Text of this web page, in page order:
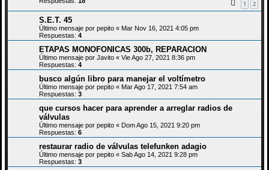
1 2
S.E.T. 45
Último mensaje por pepito « Mar Nov 16, 2021 4:05 pm
Respuestas: 4
ETAPAS MONOFONICAS 300b, REPARACION
Último mensaje por Javito « Vie Ago 27, 2021 8:36 pm
Respuestas: 4
busco algún libro para manejar el voltímetro
Último mensaje por pepito « Mar Ago 17, 2021 7:54 am
Respuestas: 3
que cursos hacer para aprender a arreglar radios de
válvulas
Último mensaje por pepito « Dom Ago 15, 2021 9:20 pm
Respuestas: 6
restaurar radio de válvulas telefunken adagio
Último mensaje por pepito « Sab Ago 14, 2021 9:28 pm
Respuestas: 3